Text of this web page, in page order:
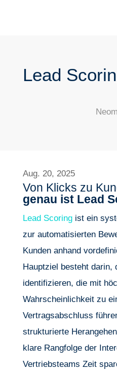
Lead
Aug. 20, 2025
Von Klicks zu
genau ist Lead
Lead Scoringist ein
zur automatisierten
Kunden anhand
Hauptziel besteht darin,
identifizieren, die mit
Wahrscheinlichkeit zu
Vertragsabschluss
strukturierte
klare Rangfolge der
Vertriebsteams Zeit